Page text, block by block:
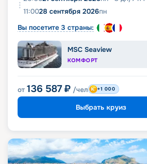
11:0028 сентября 2026пн
Вы посетите 3 страны:
MSC Seaview
КОМФОРТ
от 136 587 ₽ /чел +1 000
Выбрать круиз